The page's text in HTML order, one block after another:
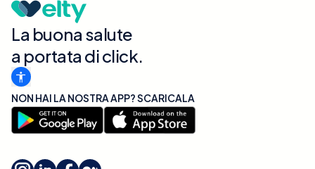
La buona salute
a portata di click.
NON HAI LA NOSTRA APP? SCARICALA